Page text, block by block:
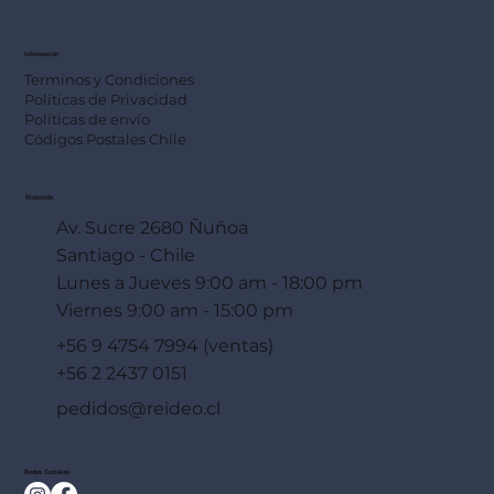
Información
Terminos y Condiciones
Políticas de Privacidad
Políticas de envío
Códigos Postales Chile
Dirección
Av. Sucre 2680 Ñuñoa
Santiago - Chile
Lunes a Jueves 9:00 am - 18:00 pm
Viernes 9:00 am - 15:00 pm
+56 9 4754 7994 (ventas)
+56 2 2437 0151
pedidos@reideo.cl
Redes Sociales